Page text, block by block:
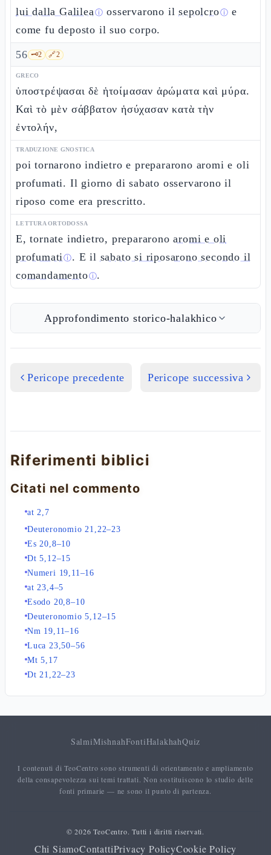
lui dalla Galileaⓘ osservarono ilsepolcroⓘ e
come fu deposto il suo corpo.
56 🗝️2 🔗2
GRECO
ὑποστρέψασαι δὲ ἡτοίμασαν ἀρώματα καὶ μύρα.
Καὶ τὸ μὲν σάββατον ἡσύχασαν κατὰ τὴν
ἐντολήν,
TRADUZIONE GNOSTICA
poi tornarono indietro e prepararono aromi e oli
profumati. Il giorno di sabato osservarono il
riposo come era prescritto.
LETTURA ORTODOSSA
E, tornate indietro, prepararonoaromi e oli
profumatiⓘ. E il sabato si riposarono secondo il
comandamentoⓘ.
Approfondimento storico-halakhico
Pericope precedente Pericope successiva
Riferimenti biblici
Citati nel commento
at 2,7
Deuteronomio 21,22–23
Es 20,8–10
Dt 5,12–15
Numeri 19,11–16
at 23,4–5
Esodo 20,8–10
Deuteronomio 5,12–15
Nm 19,11–16
Luca 23,50–56
Mt 5,17
Dt 21,22–23
SalmiMishnahFontiHalakhahQuiz
I contenuti di TeoCentro sono strumenti di orientamento e ampliamento
della consapevolezza sui temi trattati. Non sostituiscono lo studio delle
fonti primarie — ne sono il punto di partenza.
© 2026 TeoCentro. Tutti i diritti riservati.
Chi SiamoContattiPrivacy PolicyCookie Policy